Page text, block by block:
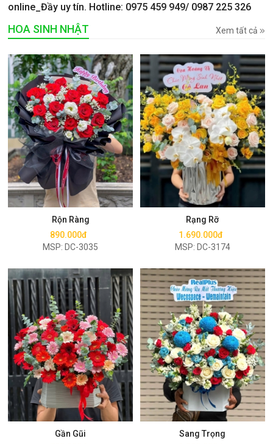
online_Đầy uy tín. Hotline: 0975 459 949/ 0987 225 326
HOA SINH NHẬT Xem tất cả
Rộn Ràng
890.000đ
MSP: DC-3035
Mua ngay
Rạng Rỡ
1.690.000đ
MSP: DC-3174
Mua ngay
Gần Gũi
Mua ngay
Sang Trọng
Mua ngay